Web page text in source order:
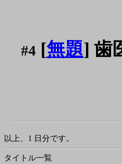
#4 [無題] 歯
以上、1 日分です。
タイトル一覧